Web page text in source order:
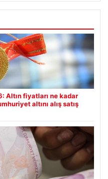
Altın fiyatları ne kadar
altını alış satış